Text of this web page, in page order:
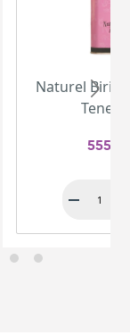
Naturel